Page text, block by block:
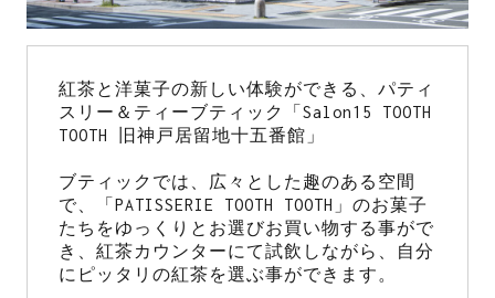
紅茶と洋菓子の新しい体験ができる、パティ
スリー＆ティーブティック「Salon15 TOOTH
TOOTH 旧神戸居留地十五番館」
ブティックでは、広々とした趣のある空間
で、「PATISSERIE TOOTH TOOTH」のお菓子
たちをゆっくりとお選びお買い物する事がで
き、紅茶カウンターにて試飲しながら、自分
にピッタリの紅茶を選ぶ事ができます。